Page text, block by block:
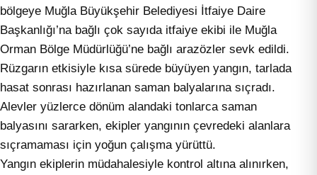
bölgeye Muğla Büyükşehir Belediyesi İtfaiye Daire
Başkanlığı’na bağlı çok sayıda itfaiye ekibi ile Muğla
Orman Bölge Müdürlüğü’ne bağlı arazözler sevk edildi.
Rüzgarın etkisiyle kısa sürede büyüyen yangın, tarlada
hasat sonrası hazırlanan saman balyalarına sıçradı.
Alevler yüzlerce dönüm alandaki tonlarca saman
balyasını sararken, ekipler yangının çevredeki alanlara
sıçramaması için yoğun çalışma yürüttü.
Yangın ekiplerin müdahalesiyle kontrol altına alınırken,